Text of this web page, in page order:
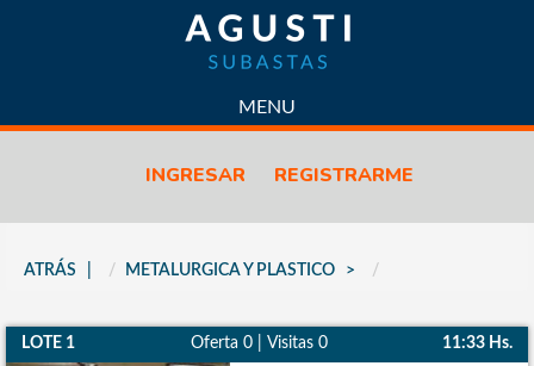
CONTACTO
LICITACIONES
PREDIO LOGÍSTICO
QUIÉNES SOMOS
MENU
INGRESAR REGISTRARME
ATRÁS METALURGICA Y PLASTICO
LOTE 1 Oferta 0 | Visitas 0 11:33 Hs.